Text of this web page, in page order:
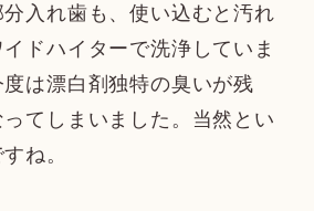
入れ歯も、使い込むと汚れ
ドハイターで洗浄していま
は漂白剤独特の臭いが残
てしまいました。当然とい
ね。